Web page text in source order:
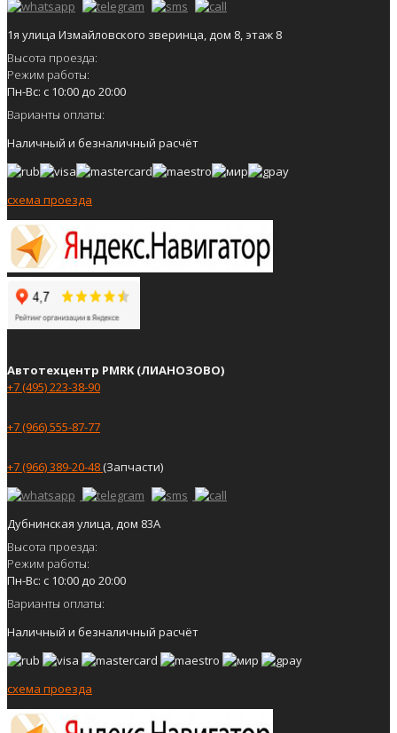
1я улица Измайловского зверинца, дом 8, этаж 8
Высота проезда:
Режим работы:
Пн-Вс: с 10:00 до 20:00
Варианты оплаты:
Наличный и безналичный расчёт
схема проезда
Автотехцентр PMRK (ЛИАНОЗОВО)
+7 (495) 223-38-90
+7 (966) 555-87-77
+7 (966) 389-20-48(Запчасти)
Дубнинская улица, дом 83А
Высота проезда:
Режим работы:
Пн-Вс: с 10:00 до 20:00
Варианты оплаты:
Наличный и безналичный расчёт
схема проезда